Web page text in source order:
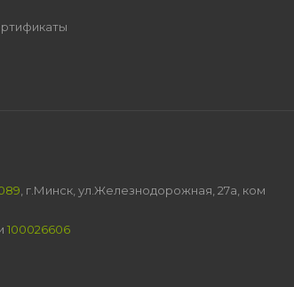
, г.Минск, ул.Железнодорожная, 27а, ком
100026606